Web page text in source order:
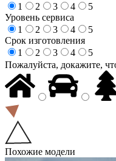
1
2 3 4
5
Уровень сервиса
1
2 3 4
5
Срок изготовления
1
2 3 4
5
Пожалуйста, докажите,
Похожие модели